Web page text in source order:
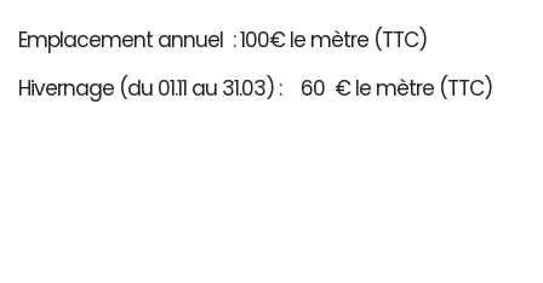
Emplacement annuel : 100€ le mètre (TTC)
Hivernage (du 01.11 au 31.03) : 60 € le mètre (TTC)